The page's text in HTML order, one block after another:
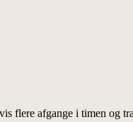
flere afgange i timen og